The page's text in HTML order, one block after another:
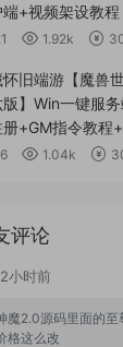
+视频架设教程
1.92k
怀旧端游【魔兽
】Win一键服
+GM指令教程
1.04k
评论
小时前
魔2.0源码里面的至
格这么改